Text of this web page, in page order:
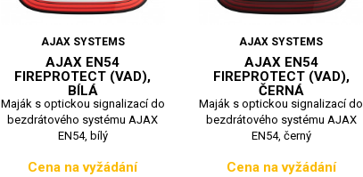
AJAX SYSTEMS
AJAX EN54
FIREPROTECT (VAD),
BÍLÁ
Maják s optickou signalizací do
bezdrátového systému AJAX
EN54, bílý
Cena
Cena na vyžádání
AJAX SYSTEMS
AJAX EN54
FIREPROTECT (VAD),
ČERNÁ
Maják s optickou signalizací do
bezdrátového systému AJAX
EN54, černý
Cena
Cena na vyžádání